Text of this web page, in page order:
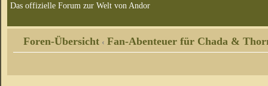
Das offizielle Forum zur Welt von Andor
Foren-Übersicht ‹ Fan-Abenteuer für Chada &